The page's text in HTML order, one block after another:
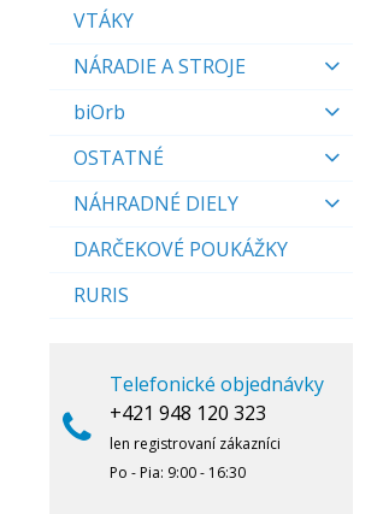
VTÁKY
NÁRADIE A STROJE
biOrb
OSTATNÉ
NÁHRADNÉ DIELY
DARČEKOVÉ POUKÁŽKY
RURIS
Telefonické objednávky
+421 948 120 323
len registrovaní zákazníci
Po - Pia: 9:00 - 16:30